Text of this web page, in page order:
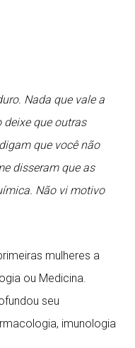
Nada que vale a
que outras
que você não
disseram que as
Não vi motivo
mulheres a
ou Medicina.
seu
imunologia